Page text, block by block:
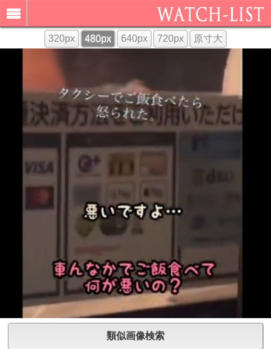
320px 480px 640px 720px 原寸大
類似画像検索